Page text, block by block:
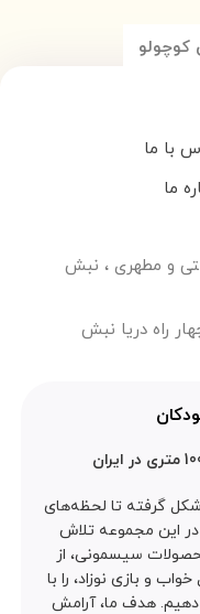
کوچولو
با ما
ما
و مطهری ، نبش
راه دریا نبش
گرفته تا لحظه‌های
در این مجموعه تلاش
سیسمونی، از
و بازی نوزاد، را با
هدف ما، آرامش